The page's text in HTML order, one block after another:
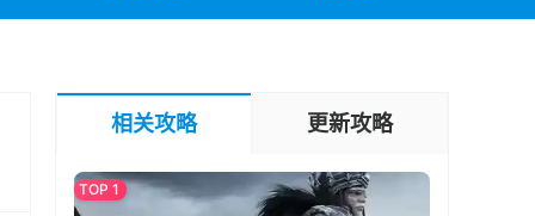
相关攻略 更新攻略